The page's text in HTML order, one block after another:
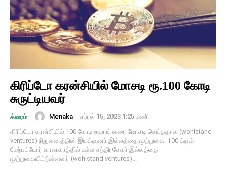
கிரிப்டோ கரன்சியில் மோசடி ரூ.100 கோடி
சுருட்டியவர்
க்ரைம் Menaka - ஏப்ரல் 15, 2023 1:25 மணி
கிரிப்டோ கரன்சியில் 100 கோடி ரூபாய் வரை மோசடி செய்ததாக (wohlstand
ventures) நிறுவனத்தின் இயக்குனர் இல்லத்தை முற்றுகை. 100 க்கும்
மேற்பட்டோர் வானகரத்தில் உள்ள சந்திரசேகர் இல்லத்தை
முற்றுகையிட்டுள்ளனர் (wohlstand ventures)...